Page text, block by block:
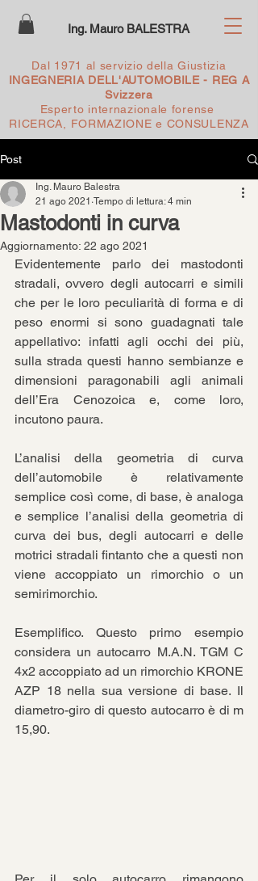
Ing. Mauro BALESTRA
Dal 1971 al servizio della Giustizia
INGEGNERIA DELL'AUTOMOBILE - REG A
Svizzera
Esperto internazionale forense
RICERCA, FORMAZIONE e CONSULENZA
Post
Mastodonti in curva
Ing. Mauro Balestra
21 ago 2021 Tempo di lettura: 4 min
Aggiornamento: 22 ago 2021
Evidentemente parlo dei mastodonti
stradali, ovvero degli autocarri e simili
che per le loro peculiarità di forma e di
peso enormi si sono guadagnati tale
appellativo: infatti agli occhi dei più,
sulla strada questi hanno sembianze e
dimensioni paragonabili agli animali
dell’Era Cenozoica e, come loro,
incutono paura.
L’analisi della geometria di curva
dell’automobile è relativamente
semplice così come, di base, è analoga
e semplice l’analisi della geometria di
curva dei bus, degli autocarri e delle
motrici stradali fintanto che a questi non
viene accoppiato un rimorchio o un
semirimorchio.
Esemplifico. Questo primo esempio
considera un autocarro M.A.N. TGM C
4x2 accoppiato ad un rimorchio KRONE
AZP 18 nella sua versione di base. Il
diametro-giro di questo autocarro è di m
15,90.